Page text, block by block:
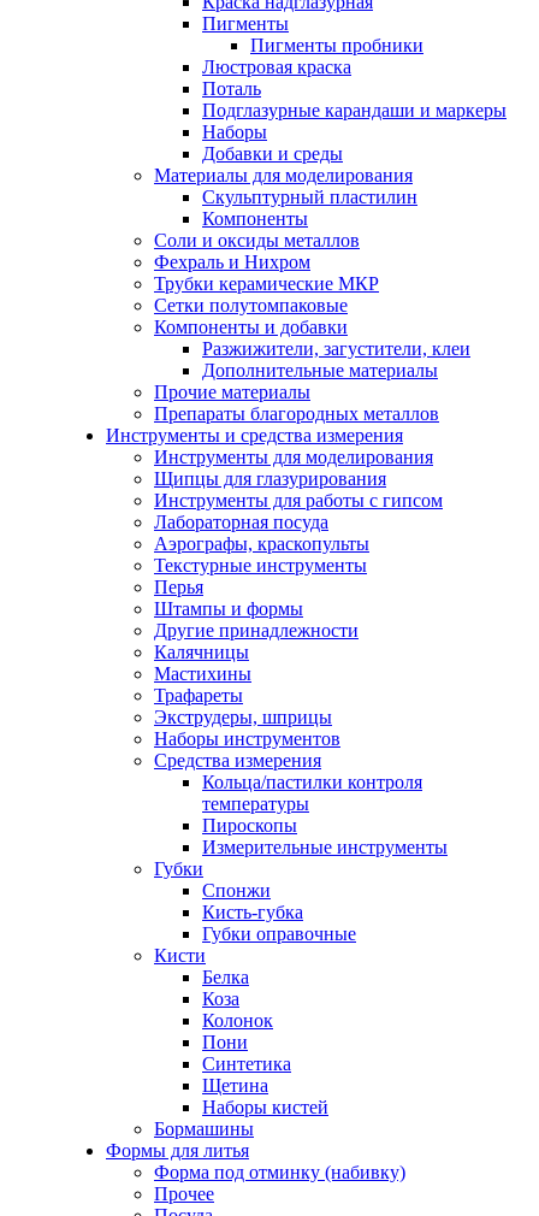
Пигменты
Пигменты пробники
Люстровая краска
Поталь
Подглазурные карандаши и маркеры
Наборы
Добавки и среды
Материалы для моделирования
Скульптурный пластилин
Компоненты
Соли и оксиды металлов
Фехраль и Нихром
Трубки керамические МКР
Сетки полутомпаковые
Компоненты и добавки
Разжижители, загустители, клеи
Дополнительные материалы
Прочие материалы
Препараты благородных металлов
Инструменты и средства измерения
Инструменты для моделирования
Щипцы для глазурирования
Инструменты для работы с гипсом
Лабораторная посуда
Аэрографы, краскопульты
Текстурные инструменты
Перья
Штампы и формы
Другие принадлежности
Калячницы
Мастихины
Трафареты
Экструдеры, шприцы
Наборы инструментов
Средства измерения
Кольца/пастилки контроля
температуры
Пироскопы
Измерительные инструменты
Губки
Спонжи
Кисть-губка
Губки оправочные
Кисти
Белка
Коза
Колонок
Пони
Синтетика
Щетина
Наборы кистей
Бормашины
Формы для литья
Форма под отминку (набивку)
Прочее